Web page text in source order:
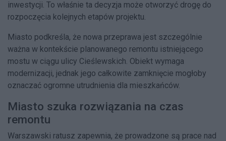
inwestycji. To właśnie ta decyzja może otworzyć drogę do
rozpoczęcia kolejnych etapów projektu.
Miasto podkreśla, że nowa przeprawa jest szczególnie
ważna w kontekście planowanego remontu istniejącego
mostu w ciągu ulicy Cieślewskich. Obiekt wymaga
modernizacji, jednak jego całkowite zamknięcie mogłoby
oznaczać ogromne utrudnienia dla mieszkańców.
Miasto szuka rozwiązania na czas
remontu
Warszawski ratusz zapewnia, że prowadzone są prace nad